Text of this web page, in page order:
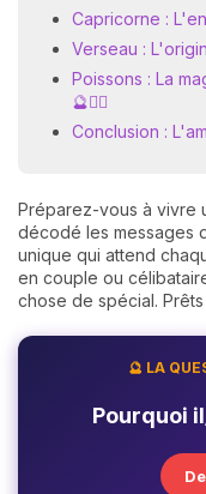
Capricorne :
Verseau :
Poissons : La
🔮🧜‍♀️
Conclusion :
Préparez-vous à vivre
décodé les messages
unique qui attend
en couple ou
chose de spécial.
🔮 LA
Pourquoi